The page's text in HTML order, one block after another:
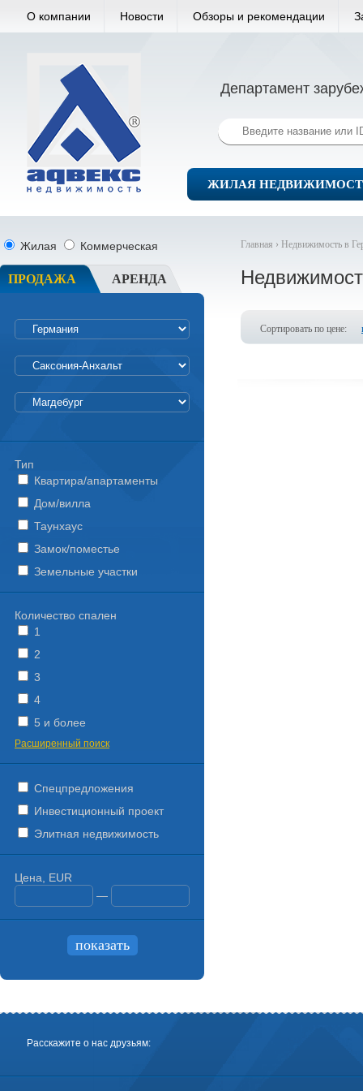
О компании Новости Обзоры и рекомендации
Департамент
ЖИЛАЯ
Главная › Недвижимость в
Сортировать по цене:
Жилая Коммерческая
ПРОДАЖА АРЕНДА
Тип
Квартира/апартаменты
Дом/вилла
Таунхаус
Замок/поместье
Земельные участки
Количество спален
1
2
3
4
5 и более
Расширенный поиск
Спецпредложения
Инвестиционный проект
Элитная недвижимость
Цена, EUR
—
Расскажите о нас друзьям: